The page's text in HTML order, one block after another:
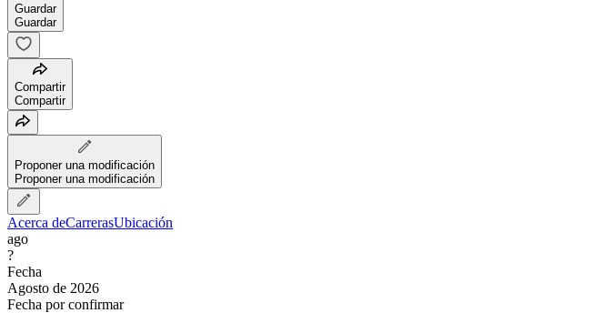
Guardar
Guardar
Compartir
Compartir
Proponer una modificación
Proponer una modificación
Acerca deCarrerasUbicación
ago
?
Fecha
Agosto de 2026
Fecha por confirmar